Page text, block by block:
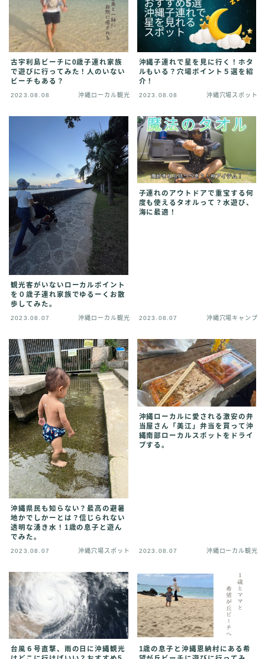
古宇利島ビーチに0歳子連れ家族
で遊びに行ってみた！人のいない
ビーチもある？
2023.08.08 沖縄ローカル観光
沖縄子連れで星を見に行く！ホタ
ルもいる？穴場ポイント５選を紹
介！
2023.08.08 沖縄穴場スポット
観光客がいないローカルポイント
を０歳子連れ家族でゆるーくお散
歩してみた。
2023.08.07 沖縄ローカル観光
子連れのアウトドアで重宝する何
度も使えるタオルって？水遊び、
海に最適！
2023.08.07 沖縄穴場キャンプ
沖縄県民も知らない？最高の避暑
地かでしかーとは？信じられない
透明な湧き水！1歳の息子と遊ん
でみた。
2023.08.07 沖縄穴場スポット
沖縄ローカルに愛される激安の弁
当屋さん「美江」弁当を買って沖
縄南部ローカルスポットをドライ
ブする。
2023.08.07 沖縄ローカル観光
台風６号直撃、雨の日に沖縄観光
1歳の息子と沖縄恩納村にある希